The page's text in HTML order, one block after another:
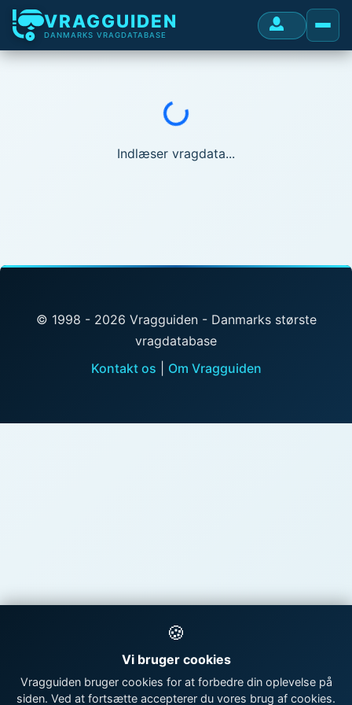
VRAGGUIDEN
DANMARKS VRAGDATABASE
Indlæser...
Indlæser vragdata...
© 1998 - 2026 Vragguiden - Danmarks største
vragdatabase
Kontakt os
Om Vragguiden
🍪
Vi bruger cookies
Vragguiden bruger cookies for at forbedre din oplevelse på
siden. Ved at fortsætte accepterer du vores brug af cookies.